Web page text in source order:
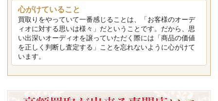
心がけていること
買取りをやっていて一番感じることは、「お客様のオーデ
ィオに対する思いは様々」だということです。だから、思
い出深いオーディオを譲っていただく際には「商品の価値
を正しく判断し査定する」ことを忘れないように心がけて
います。